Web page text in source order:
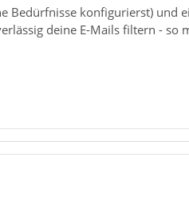
Bedürfnisse konfigurierst) und
deine E-Mails filtern - so